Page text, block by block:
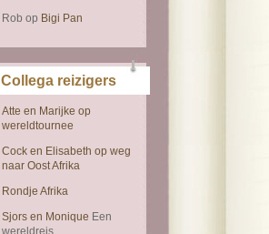
Rob op Bigi Pan
Collega reizigers
Atte en Marijke op
wereldtournee
Cock en Elisabeth op weg
naar Oost Afrika
Rondje Afrika
Sjors en Monique Een
wereldreis